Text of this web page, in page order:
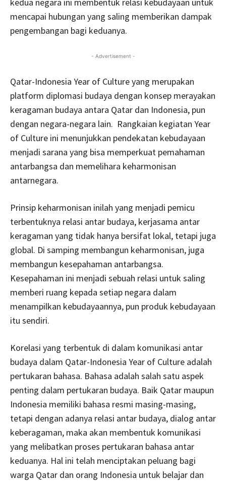
mencapai hubungan yang saling memberikan dampak
pengembangan bagi keduanya.
- Advertisement -
Qatar-Indonesia Year of Culture yang merupakan
platform diplomasi budaya dengan konsep merayakan
keragaman budaya antara Qatar dan Indonesia, pun
dengan negara-negara lain. Rangkaian kegiatan Year
of Culture ini menunjukkan pendekatan kebudayaan
menjadi sarana yang bisa memperkuat pemahaman
antarbangsa dan memelihara keharmonisan
antarnegara.
Prinsip keharmonisan inilah yang menjadi pemicu
terbentuknya relasi antar budaya, kerjasama antar
keragaman yang tidak hanya bersifat lokal, tetapi juga
global. Di samping membangun keharmonisan, juga
membangun kesepahaman antarbangsa.
Kesepahaman ini menjadi sebuah relasi untuk saling
memberi ruang kepada setiap negara dalam
menampilkan kebudayaannya, pun produk kebudayaan
itu sendiri.
Korelasi yang terbentuk di dalam komunikasi antar
budaya dalam Qatar-Indonesia Year of Culture adalah
pertukaran bahasa. Bahasa adalah salah satu aspek
penting dalam pertukaran budaya. Baik Qatar maupun
Indonesia memiliki bahasa resmi masing-masing,
tetapi dengan adanya relasi antar budaya, dialog antar
keberagaman, maka akan membentuk komunikasi
yang melibatkan proses pertukaran bahasa antar
keduanya. Hal ini telah menciptakan peluang bagi
warga Qatar dan orang Indonesia untuk belajar dan